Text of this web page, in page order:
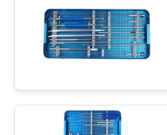
FORDERN
ZITAT